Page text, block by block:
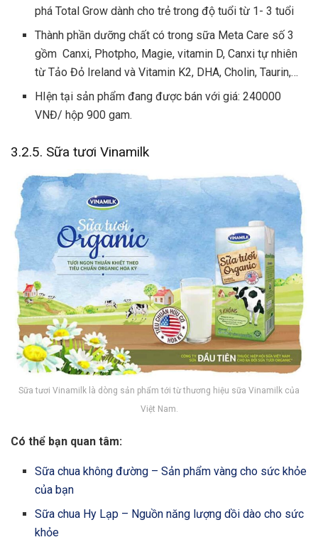
phá Total Grow dành cho trẻ trong độ tuổi từ 1- 3 tuổi
Thành phần dưỡng chất có trong sữa Meta Care số 3
gồm Canxi, Photpho, Magie, vitamin D, Canxi tự nhiên
từ Tảo Đỏ Ireland và Vitamin K2, DHA, Cholin, Taurin,…
HIện tại sản phẩm đang được bán với giá: 240000
VNĐ/ hộp 900 gam.
3.2.5. Sữa tươi Vinamilk
Sữa tươi Vinamilk là dòng sản phẩm tới từ thương hiệu sữa Vinamilk của
Việt Nam.
Có thể bạn quan tâm:
Sữa chua không đường – Sản phẩm vàng cho sức khỏe
của bạn
Sữa chua Hy Lạp – Nguồn năng lượng dồi dào cho sức
khỏe